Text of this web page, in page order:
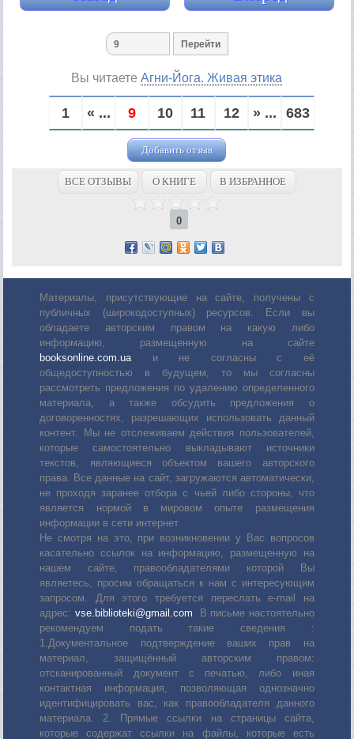
Вы читаетеАгни-Йога. Живая этика
1 « ... 9 10 11 12 » ... 683
Добавить отзыв
ВСЕ ОТЗЫВЫ О КНИГЕ В ИЗБРАННОЕ
0
Материалы, присутствующие на сайте, получены с
публичных (широкодоступных) ресурсов. Если вы
обладаете авторским правом на какую либо
информацию, размещенную на сайте
booksonline.com.uaи не согласны с её
общедоступностью в будущем, то мы согласны
рассмотреть предложения по удалению определенного
материала, а также обсудить предложения о
договоренностях, разрешающих использовать данный
контент. Мы не отслеживаем действия пользователей,
которые самостоятельно выкладывают источники
текстов, являющиеся объектом вашего авторского
права. Все данные на сайт, загружаются автоматически,
не проходя заранее отбора с чьей либо стороны, что
является нормой в мировом опыте размещения
информации в сети интернет.
Не смотря на это, при возникновении у Вас вопросов
касательно ссылок на информацию, размещенную на
нашем сайте, правообладателями которой Вы
являетесь, просим обращаться к нам с интересующим
запросом. Для этого требуется переслать е-mail на
адрес: vse.biblioteki@gmail.com. В письме настоятельно
рекомендуем подать такие сведения :
1.Документальное подтверждение ваших прав на
материал, защищённый авторским правом:
отсканированный документ с печатью, либо иная
контактная информация, позволяющая однозначно
идентифицировать вас, как правообладателя данного
материала. 2. Прямые ссылки на страницы сайта,
которые содержат ссылки на файлы, которые есть